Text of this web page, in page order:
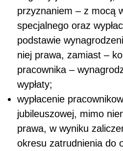
przyznaniem – z mocą
specjalnego oraz
podstawie
niej prawa, zamiast –
pracownika –
wypłaty;
wypłacenie
jubileuszowej, mimo
prawa, w wyniku
okresu zatrudnienia do